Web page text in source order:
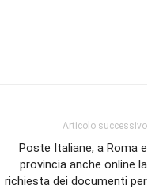
Articolo successivo
Poste Italiane, a Roma e
provincia anche online la
richiesta dei documenti per